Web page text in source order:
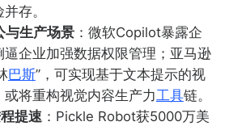
存。
与生产场景：微软Copilot暴露企
企业加强数据权限管理；亚马逊
巴斯”，可实现基于文本提示的视
将重构视觉内容生产力工具链。
提速：Pickle Robot获5000万美